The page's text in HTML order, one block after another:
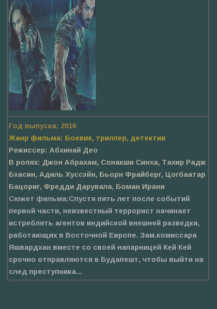
Год выпуска: 2016
Жанр фильма: Боевик, триллер, детектив
Режиссер: Абхинай Део
В ролях: Джон Абрахам, Сонакши Синха, Тахир Радж
Бхасин, Адиль Хуссэйн, Бьорн Фрайберг, Цогбаатар
Бацориг, Фредди Дарувала, Боман Ирани
Сюжет фильма:Спустя пять лет после событий
первой части, неизвестный террорист начинает
истреблять агентов индийской внешней разведки,
работающих в Восточной Европе. Зам.комиссара
Яшвардхан вместе со своей напарницей Кей Кей
срочно отправляются в Будапешт, чтобы выйти на
след преступника...